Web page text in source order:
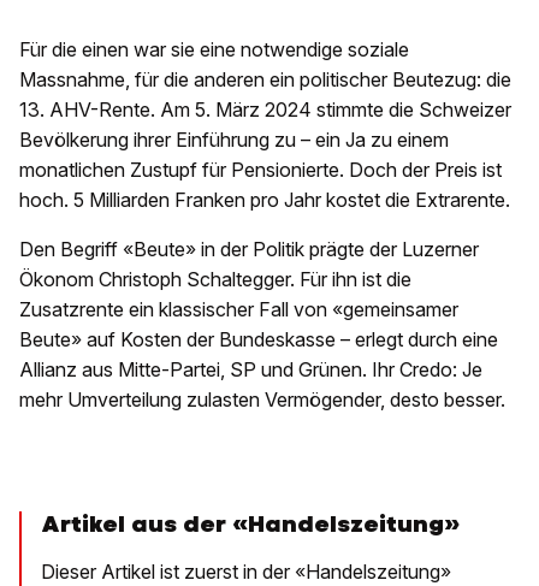
Für die einen war sie eine notwendige soziale
Massnahme, für die anderen ein politischer Beutezug: die
13. AHV-Rente. Am 5. März 2024 stimmte die Schweizer
Bevölkerung ihrer Einführung zu – ein Ja zu einem
monatlichen Zustupf für Pensionierte. Doch der Preis ist
hoch. 5 Milliarden Franken pro Jahr kostet die Extrarente.
Den Begriff «Beute» in der Politik prägte der Luzerner
Ökonom Christoph Schaltegger. Für ihn ist die
Zusatzrente ein klassischer Fall von «gemeinsamer
Beute» auf Kosten der Bundeskasse – erlegt durch eine
Allianz aus Mitte-Partei, SP und Grünen. Ihr Credo: Je
mehr Umverteilung zulasten Vermögender, desto besser.
Artikel aus der «Handelszeitung»
Dieser Artikel ist zuerst in der «Handelszeitung»